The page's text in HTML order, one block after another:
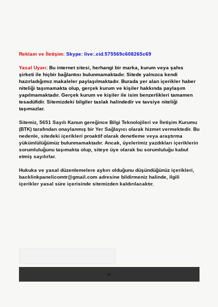
Reklam ve İletişim: Skype: live:.cid.575569c608265c69
Yasal Uyarı: Bu internet sitesi, herhangi bir marka, kurum veya şahıs
şirketi ile hiçbir bağlantısı bulunmamaktadır. Sitede yalnızca kendi
hazırladığımız makaleler paylaşılmaktadır. Burada yer alan içerikler haber
niteliği taşımamakta olup, gerçek kurum ve kişiler hakkında paylaşım
yapılmamaktadır. Gerçek kurum ve kişiler ile isim benzerlikleri tamamen
tesadüfidir. Sitemizdeki bilgiler taslak halindedir ve tavsiye niteliği
taşımazlar.
Sitemiz, 5651 Sayılı Kanun gereğince Bilgi Teknolojileri ve İletişim Kurumu
(BTK) tarafından onaylanmış bir Yer Sağlayıcı olarak hizmet vermektedir. Bu
nedenle, sitedeki içerikleri proaktif olarak denetleme veya araştırma
yükümlülüğümüz bulunmamaktadır. Ancak, üyelerimiz yazdıkları içeriklerin
sorumluluğunu taşımakta olup, siteye üye olarak bu sorumluluğu kabul
etmiş sayılırlar.
Hukuka ve yasal düzenlemelere aykırı olduğunu düşündüğünüz içerikleri,
backlinkpanelicomtr@gmail.comadresine bildirmeniz halinde, ilgili
içerikler yasal süre içerisinde sitemizden kaldırılacaktır.